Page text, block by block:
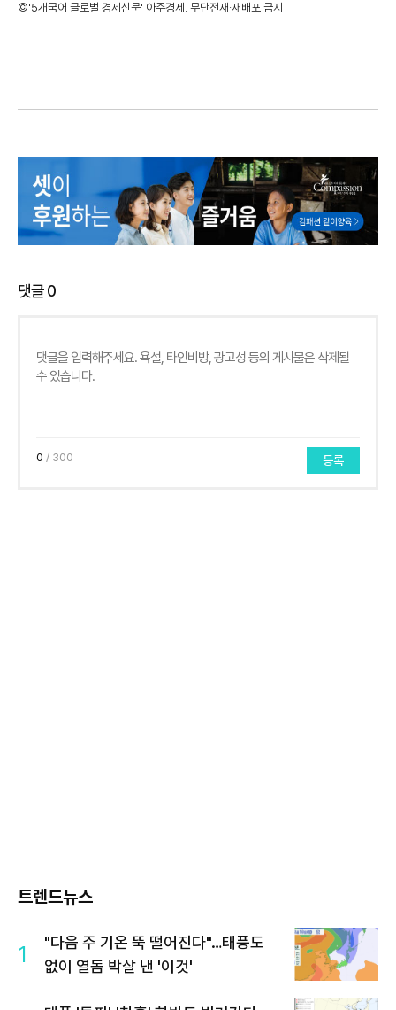
©'5개국어 글로벌 경제신문' 아주경제. 무단전재·재배포 금지
댓글0
0 / 300 등록
트렌드뉴스
1
"다음 주 기온 뚝 떨어진다"…태풍도
없이 열돔 박살 낸 '이것'